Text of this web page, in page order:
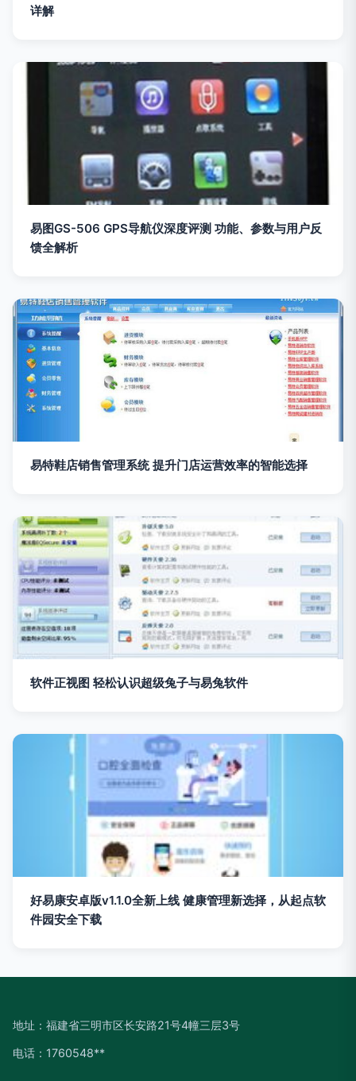
详解
易图GS-506 GPS导航仪深度评测 功能、参数与用户反
馈全解析
易特鞋店销售管理系统 提升门店运营效率的智能选择
软件正视图 轻松认识超级兔子与易兔软件
好易康安卓版v1.1.0全新上线 健康管理新选择，从起点软
件园安全下载
地址：福建省三明市区长安路21号4幢三层3号
电话：1760548**